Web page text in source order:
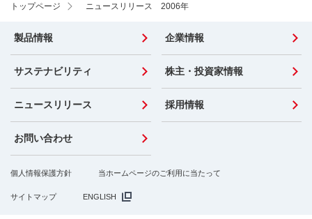
トップページ ニュースリリース 2006年
製品情報 企業情報
サステナビリティ 株主・投資家情報
ニュースリリース 採用情報
お問い合わせ
個人情報保護方針 当ホームページのご利用に当たって
サイトマップ ENGLISH